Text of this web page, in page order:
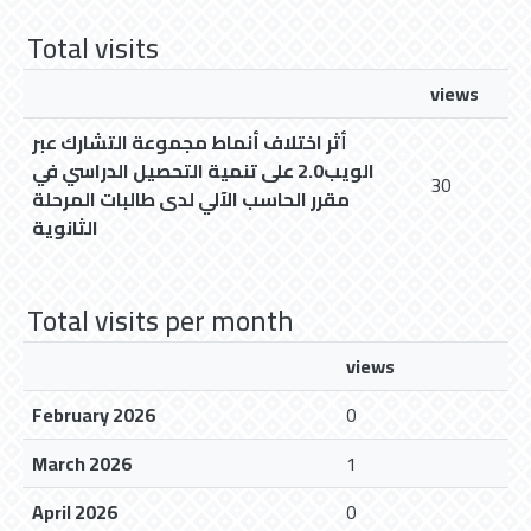
Total visits
views
أثر اختلاف أنماط مجموعة التشارك عبر
الويب2.0 على تنمية التحصيل الدراسي في
مقرر الحاسب الآلي لدى طالبات المرحلة
الثانوية
30
Total visits per month
views
February 2026
0
March 2026
1
April 2026
0